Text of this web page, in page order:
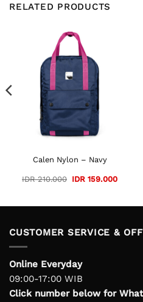
RELATED PRODUCTS
Calen Nylon – Navy
IDR210.000 Original
IDR159.000Current
CUSTOMER SERVICE &
Online Everyday
09:00-17:00 WIB
Click number below for